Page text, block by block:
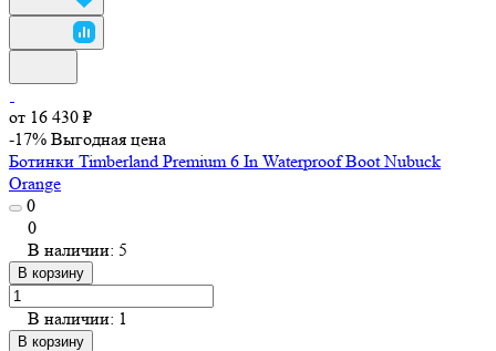
от 16 430 ₽
-17% Выгодная цена
Ботинки Timberland Premium 6 In Waterproof Boot Nubuck
Orange
0
0
В наличии: 5
В корзину
В наличии: 1
В корзину